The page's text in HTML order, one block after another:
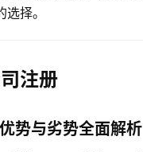
择。
注册
势与劣势全面解析